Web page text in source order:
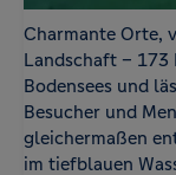
Charmante Orte,
Landschaft – 173
Bodensees und
Besucher und
gleichermaßen
im tiefblauen